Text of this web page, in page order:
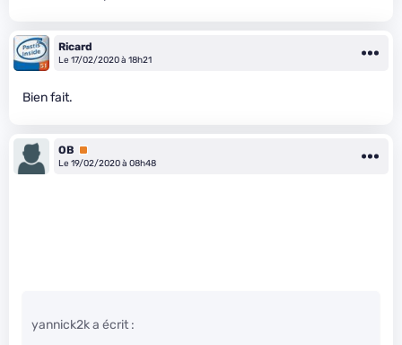
Ricard
Le 17/02/2020 à 18h21
Bien fait.
OB Premium
Le 19/02/2020 à 08h48
yannick2k a écrit :